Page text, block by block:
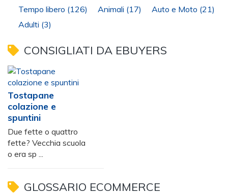
Tempo libero (126) Animali (17) Auto e Moto (21)
Adulti (3)
CONSIGLIATI DA EBUYERS
Tostapane
colazione e
spuntini
Due fette o quattro
fette? Vecchia scuola
o era sp ...
GLOSSARIO ECOMMERCE